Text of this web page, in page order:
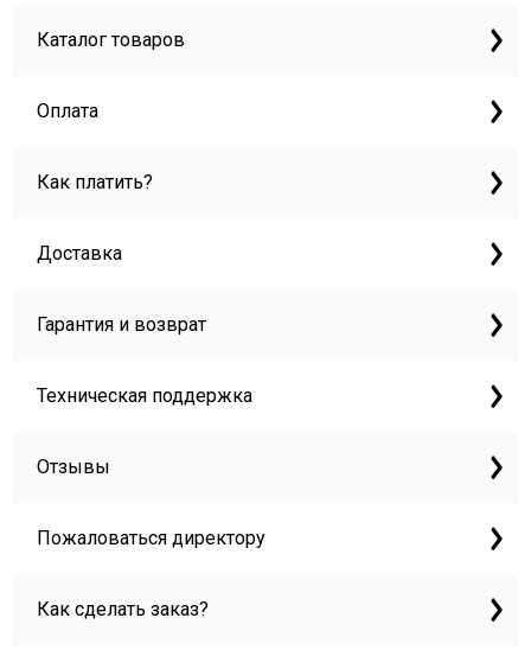
Каталог товаров
Оплата
Как платить?
Доставка
Гарантия и возврат
Техническая поддержка
Отзывы
Пожаловаться директору
Как сделать заказ?